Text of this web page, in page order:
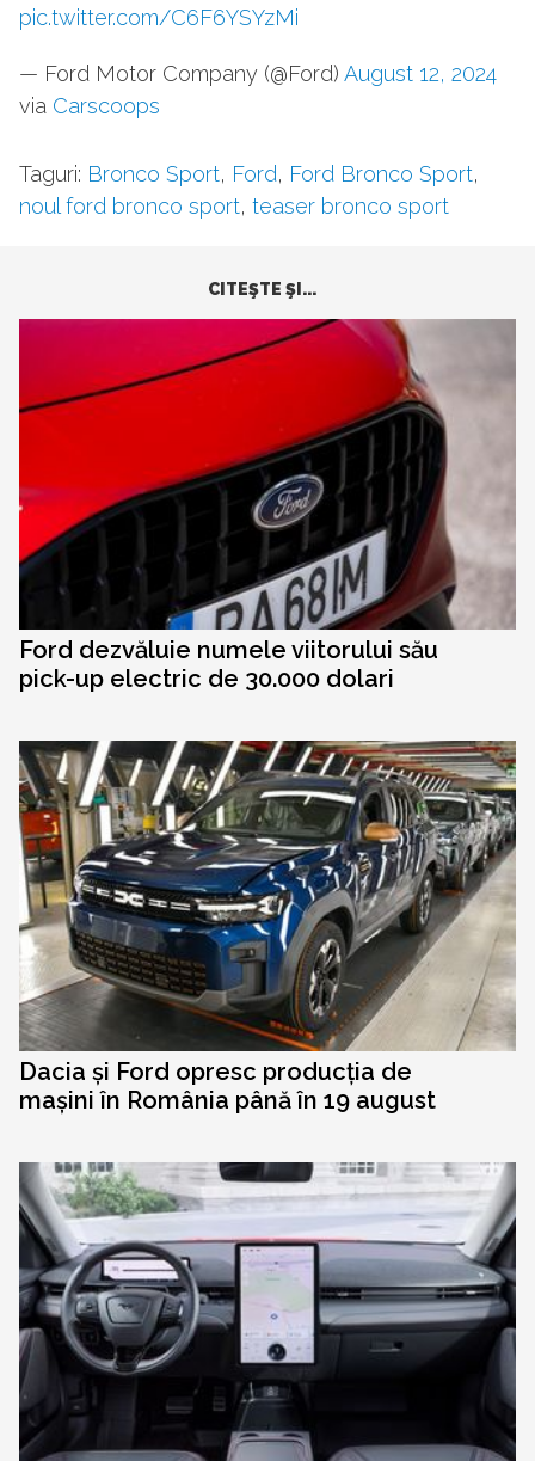
pic.twitter.com/C6F6YSYzMi
— Ford Motor Company (@Ford) August 12, 2024
via Carscoops
Taguri: Bronco Sport, Ford, Ford Bronco Sport,
noul ford bronco sport, teaser bronco sport
CITEŞTE ŞI...
Ford dezvăluie numele viitorului său
pick-up electric de 30.000 dolari
Dacia și Ford opresc producția de
mașini în România până în 19 august